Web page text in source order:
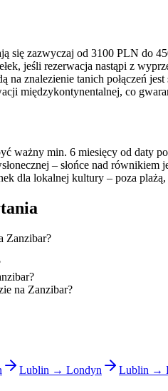
się zazwyczaj od 3100 PLN do
jeśli rezerwacja nastąpi z
na znalezienie tanich połączeń
międzykontynentalnej, co
ważny min. 6 miesięcy od daty
– słońce nad
dla lokalnej kultury – poza
Zanzibar?
na Zanzibar?
Lublin → Londyn Lublin →